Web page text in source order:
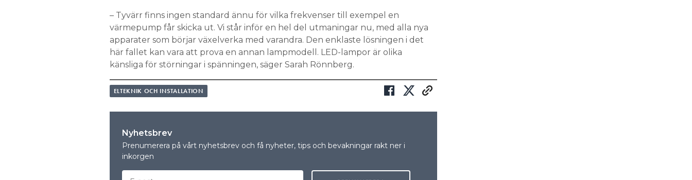
– Tyvärr finns ingen standard ännu för vilka frekvenser till exempel en
värmepump får skicka ut. Vi står inför en hel del utmaningar nu, med alla nya
apparater som börjar växelverka med varandra. Den enklaste lösningen i det
här fallet kan vara att prova en annan lampmodell. LED-lampor är olika
känsliga för störningar i spänningen, säger Sarah Rönnberg.
ELTEKNIK OCH INSTALLATION
Nyhetsbrev
Prenumerera på vårt nyhetsbrev och få nyheter, tips och bevakningar rakt ner i
inkorgen